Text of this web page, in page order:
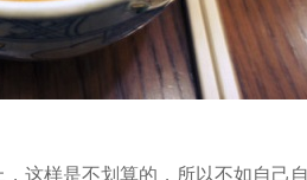
样是不划算的，所以不如自己